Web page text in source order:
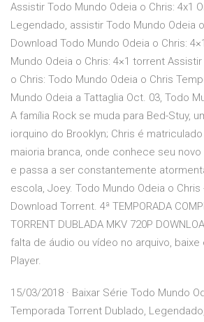
Assistir Todo Mundo Odeia o Chris: 4x1
Legendado, assistir Todo Mundo Odeia
Download Todo Mundo Odeia o Chris:
Mundo Odeia o Chris: 4×1 torrent
o Chris: Todo Mundo Odeia o Chris
Mundo Odeia a Tattaglia Oct. 03, Todo
A família Rock se muda para Bed-Stuy,
iorquino do Brooklyn; Chris é
maioria branca, onde conhece seu novo
e passa a ser constantemente
escola, Joey. Todo Mundo Odeia o Chris
Download Torrent. 4ª TEMPORADA
TORRENT DUBLADA MKV 720P
falta de áudio ou vídeo no arquivo, baixe
Player.
15/03/2018 · Baixar Série Todo Mundo
Temporada Torrent Dublado,